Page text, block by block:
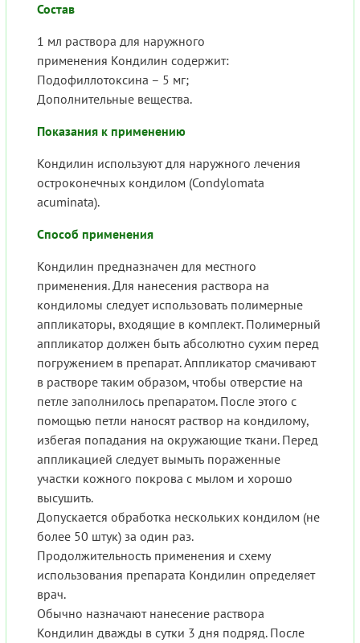
Состав
1 мл раствора для наружного
применения Кондилин содержит:
Подофиллотоксина – 5 мг;
Дополнительные вещества.
Показания к применению
Кондилин используют для наружного лечения
остроконечных кондилом (Condylomata
acuminata).
Способ применения
Кондилин предназначен для местного
применения. Для нанесения раствора на
кондиломы следует использовать полимерные
аппликаторы, входящие в комплект. Полимерный
аппликатор должен быть абсолютно сухим перед
погружением в препарат. Аппликатор смачивают
в растворе таким образом, чтобы отверстие на
петле заполнилось препаратом. После этого с
помощью петли наносят раствор на кондилому,
избегая попадания на окружающие ткани. Перед
аппликацией следует вымыть пораженные
участки кожного покрова с мылом и хорошо
высушить.
Допускается обработка нескольких кондилом (не
более 50 штук) за один раз.
Продолжительность применения и схему
использования препарата Кондилин определяет
врач.
Обычно назначают нанесение раствора
Кондилин дважды в сутки 3 дня подряд. После